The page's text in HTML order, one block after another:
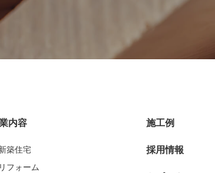
内容
築住宅
リフォーム
施工例
採用情報